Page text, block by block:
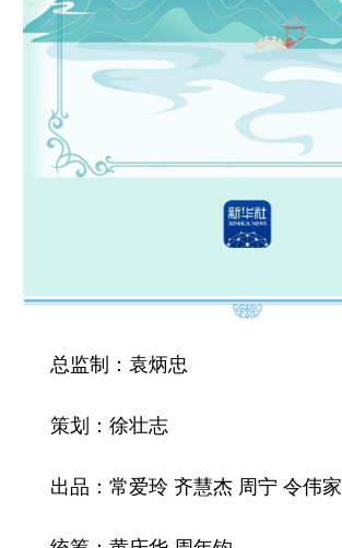
总监制：袁炳忠
策划：徐壮志
出品：常爱玲 齐慧杰 周宁 令伟家